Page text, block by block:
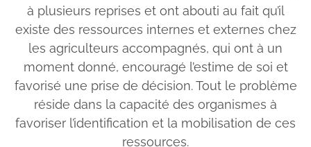
à plusieurs reprises et ont abouti au fait qu’il
existe des ressources internes et externes chez
les agriculteurs accompagnés, qui ont à un
moment donné, encouragé l’estime de soi et
favorisé une prise de décision. Tout le problème
réside dans la capacité des organismes à
favoriser l’identification et la mobilisation de ces
ressources.